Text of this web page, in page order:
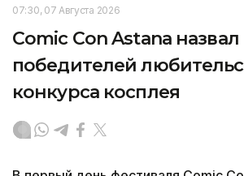
07:30, 07 Августа 2026
Comic Con Astana назвал
победителей
конкурса косплея